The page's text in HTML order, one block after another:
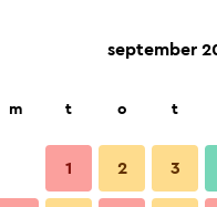
september
m t o t
1 2 3